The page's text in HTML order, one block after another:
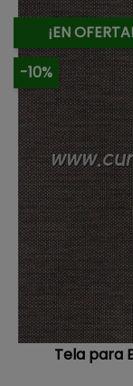
¡EN OFERTA!
-10%
Tela para